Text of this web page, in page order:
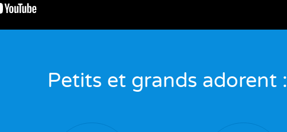
Petits et grands adorent :